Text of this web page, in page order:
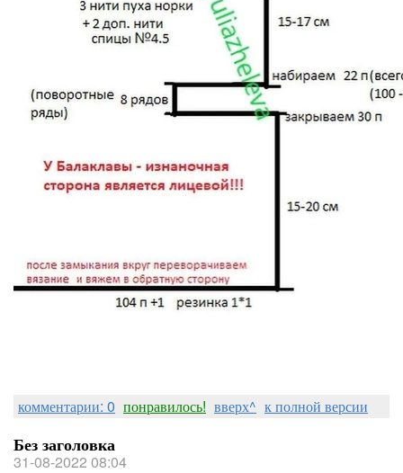
комментарии: 0 понравилось! вверх^ к полной версии
Без заголовка
31-08-2022 08:04